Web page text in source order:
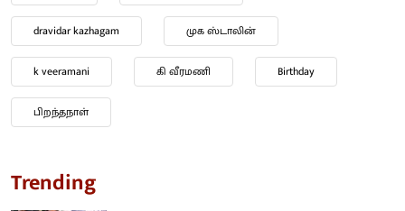
dravidar kazhagam முக ஸ்டாலின்
k veeramani கி வீரமணி Birthday
பிறந்தநாள்
Trending